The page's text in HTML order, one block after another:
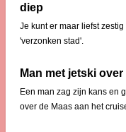
diep
Je kunt er maar liefst
'verzonken stad'.
Man met jetski
Een man zag zijn kans en
over de Maas aan het